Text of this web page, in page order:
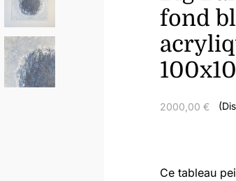
fond
2000,00 €
Ce tableau